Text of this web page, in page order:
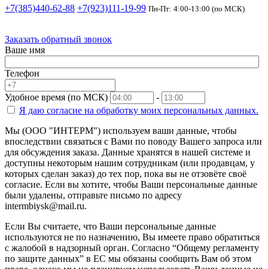
+7(385)440-62-88 +7(923)111-19-99 Пн-Пт: 4:00-13:00 (по МСК)
Заказать обратный звонок
Ваше имя
Телефон
Удобное время (по МСК)
-
Я даю согласие на обработку моих персональных данных.
Мы (ООО "ИНТЕРМ") используем ваши данные, чтобы
впоследствии связаться с Вами по поводу Вашего запроса или
для обсуждения заказа. Данные хранятся в нашей системе и
доступны некоторым нашим сотрудникам (или продавцам, у
которых сделан заказ) до тех пор, пока вы не отзовёте своё
согласие. Если вы хотите, чтобы Ваши персональные данные
были удалены, отправьте письмо по адресу
intermbiysk@mail.ru.
Если Вы считаете, что Ваши персональные данные
используются не по назначению, Вы имеете право обратиться
с жалобой в надзорный орган. Согласно “Общему регламенту
по защите данных” в ЕС мы обязаны сообщить Вам об этом